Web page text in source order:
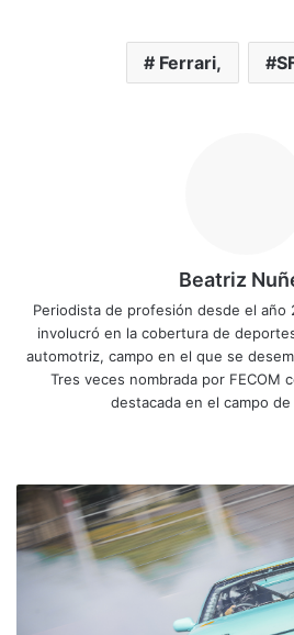
Ferrari,
Beatriz
Periodista de profesión desde el año
involucró en la cobertura de
automotriz, campo en el que se
Tres veces nombrada por FECOM
destacada en el campo
FECOM
da
a
conocer